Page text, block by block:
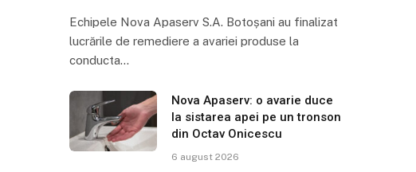
Echipele Nova Apaserv S.A. Botoșani au finalizat
lucrările de remediere a avariei produse la
conducta…
Nova Apaserv: o avarie duce
la sistarea apei pe un tronson
din Octav Onicescu
6 august 2026